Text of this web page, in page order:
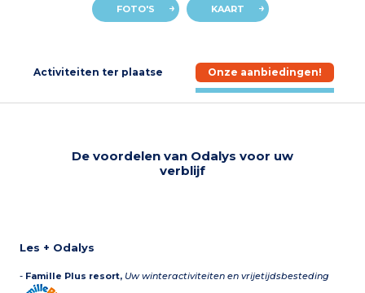
FOTO'S KAART
Activiteiten ter plaatse Onze aanbiedingen!
De voordelen van Odalys voor uw
verblijf
Les + Odalys
- Famille Plus resort, Uw winteractiviteiten en vrijetijdsbesteding